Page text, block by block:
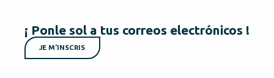
¡ Ponle sol a tus correos electrónicos !
JE M'INSCRIS